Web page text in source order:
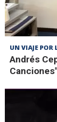
UN VIAJE
Andrés